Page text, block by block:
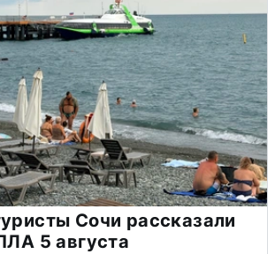
Сочи рассказали
5 августа